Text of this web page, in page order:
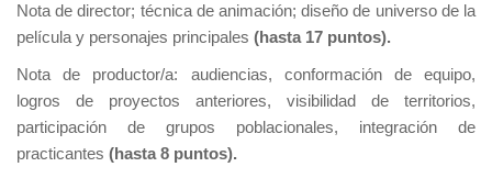
Nota de director; técnica de animación; diseño de universo de la
película y personajes principales (hasta 17 puntos).
Nota de productor/a: audiencias, conformación de equipo,
logros de proyectos anteriores, visibilidad de territorios,
participación de grupos poblacionales, integración de
practicantes (hasta 8 puntos).